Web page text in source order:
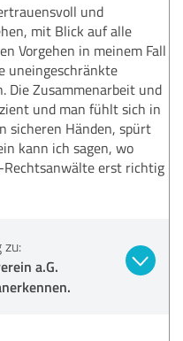
und
mit Blick auf alle
Vorgehen in meinem Fall
uneingeschränkte
Die Zusammenarbeit und
und man fühlt sich in
sicheren Händen, spürt
kann ich sagen, wo
Rechtsanwälte erst richtig
zu:
a.G.